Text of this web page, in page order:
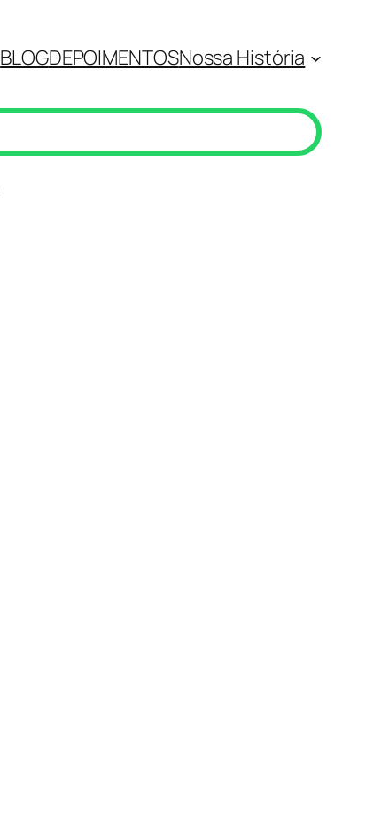
BLOGDEPOIMENTOSNossa História